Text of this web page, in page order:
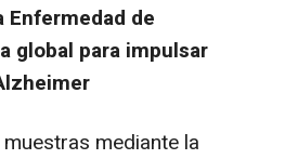
Enfermedad de
global para impulsar
mediante la